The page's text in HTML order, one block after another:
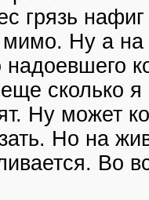
грязь
Ну а
надоевшего
сколько
Ну может
Но на
Во